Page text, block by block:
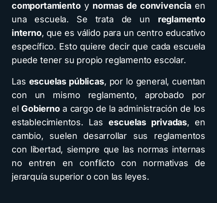
comportamientoy normas de convivencia en
una escuela. Se trata de un reglamento
interno, que es válido para un centro educativo
específico. Esto quiere decir que cada escuela
puede tener su propio reglamento escolar.
Las escuelas públicas, por lo general, cuentan
con un mismo reglamento, aprobado por
elGobiernoa cargo de la administración de los
establecimientos. Lasescuelas privadas, en
cambio, suelen desarrollar sus reglamentos
con libertad, siempre que las normas internas
no entren en conflicto con normativas de
jerarquía superior o con las leyes.